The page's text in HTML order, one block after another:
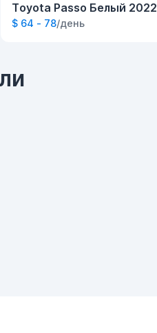
Toyota Passo Белый 2022
$ 64 - 78/день